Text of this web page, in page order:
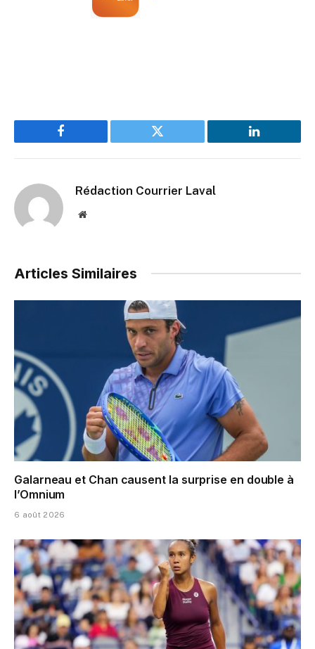
Facebook Twitter LinkedIn
Rédaction Courrier Laval
Website
Articles Similaires
Galarneau et Chan causent la surprise en double à
l’Omnium
6 août 2026